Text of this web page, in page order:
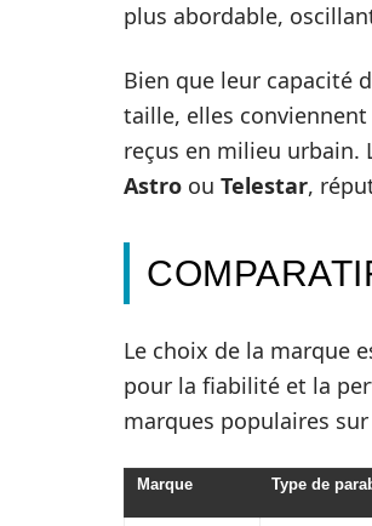
plus abordable,
Bien que leur capacité
taille, elles
reçus en milieu urbain.
Astro ou Telestar,
Le choix de la marque
pour la fiabilité et la
marques populaires
Marque Type de